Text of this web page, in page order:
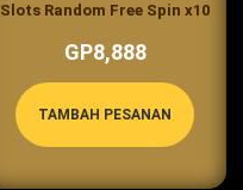
Slots Random Free Spin x10
GP8,888
TAMBAH PESANAN